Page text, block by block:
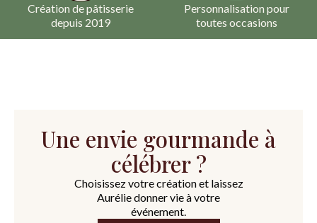
Création de pâtisserie
depuis 2019
Personnalisation pour
toutes occasions
Une envie gourmande à
célébrer ?
Choisissez votre création et laissez
Aurélie donner vie à votre
événement.